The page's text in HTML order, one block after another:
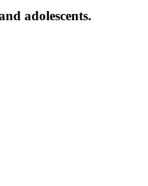
adolescents.